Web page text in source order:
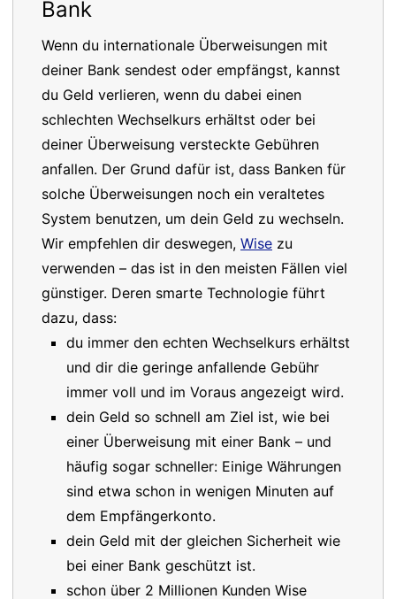
Bank
Wenn du internationale Überweisungen mit
deiner Bank sendest oder empfängst, kannst
du Geld verlieren, wenn du dabei einen
schlechten Wechselkurs erhältst oder bei
deiner Überweisung versteckte Gebühren
anfallen. Der Grund dafür ist, dass Banken für
solche Überweisungen noch ein veraltetes
System benutzen, um dein Geld zu wechseln.
Wir empfehlen dir deswegen, Wise zu
verwenden – das ist in den meisten Fällen viel
günstiger. Deren smarte Technologie führt
dazu, dass:
du immer den echten Wechselkurs erhältst
und dir die geringe anfallende Gebühr
immer voll und im Voraus angezeigt wird.
dein Geld so schnell am Ziel ist, wie bei
einer Überweisung mit einer Bank – und
häufig sogar schneller: Einige Währungen
sind etwa schon in wenigen Minuten auf
dem Empfängerkonto.
dein Geld mit der gleichen Sicherheit wie
bei einer Bank geschützt ist.
schon über 2 Millionen Kunden Wise